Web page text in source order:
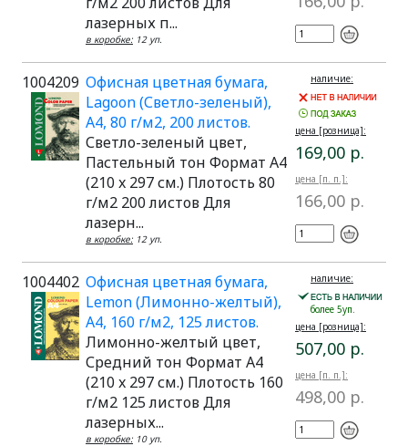
лазерных п...
в коробке: 12 уп.
1004209 Офисная цветная бумага,
Lagoon (Светло-зеленый),
A4, 80 г/м2, 200 листов.
Светло-зеленый цвет,
Пастельный тон Формат A4
(210 x 297 см.) Плотость 80
г/м2 200 листов Для
лазерн...
в коробке: 12 уп.
наличие:
цена [розница]:
169,00 р.
цена [п. п.]:
166,00 р.
1004402 Офисная цветная бумага,
Lemon (Лимонно-желтый),
A4, 160 г/м2, 125 листов.
Лимонно-желтый цвет,
Средний тон Формат A4
(210 x 297 см.) Плотость 160
г/м2 125 листов Для
лазерных...
в коробке: 10 уп.
наличие:
более 5уп.
цена [розница]:
507,00 р.
цена [п. п.]:
498,00 р.